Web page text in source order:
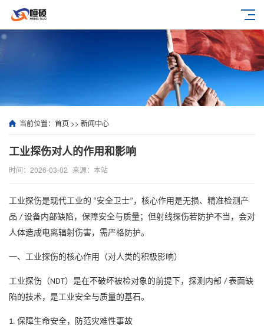
当前位置： 首页 >> 新闻中心
工业探伤对人的作用和影响
时间：2026-03-02 来源：本站
工业探伤是现代工业的 “安全卫士” ，核心作用是无损、精准检测产
品 / 设备内部缺陷，保障安全与质量；但射线探伤若防护不当，会对
人体造成电离辐射伤害，需严格防护。
一、工业探伤的核心作用（对人类的积极影响）
工业探伤（NDT）是在不破坏被检对象的前提下，探测内部 / 表面缺
陷的技术，是工业安全与质量的基石。
1. 保障生命安全，防范灾难性事故